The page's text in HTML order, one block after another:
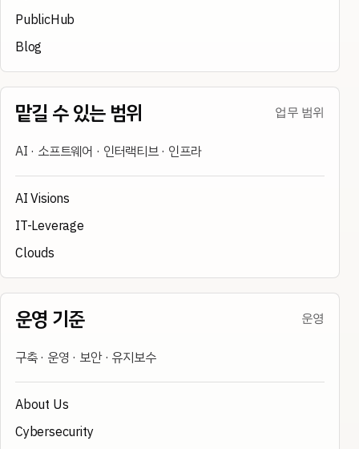
PublicHub
Blog
맡길 수 있는 범위 업무 범위
AI · 소프트웨어 · 인터랙티브 · 인프라
AI Visions
IT-Leverage
Clouds
운영 기준 운영
구축 · 운영 · 보안 · 유지보수
About Us
Cybersecurity